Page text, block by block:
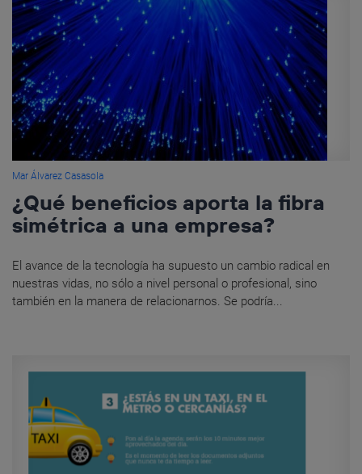
Mar Álvarez Casasola
¿Qué beneficios aporta la fibra
simétrica a una empresa?
El avance de la tecnología ha supuesto un cambio radical en
nuestras vidas, no sólo a nivel personal o profesional, sino
también en la manera de relacionarnos. Se podría...